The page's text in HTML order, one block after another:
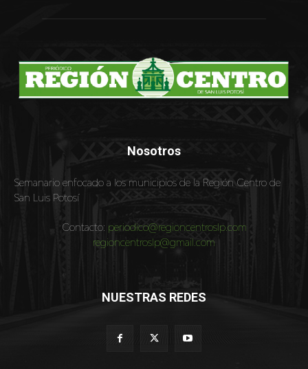
Nosotros
Semanario enfocado a los municipios de la Región Centro de
San Luis Potosí
Contacto: periodico@regioncentroslp.com
regioncentroslp@gmail.com
NUESTRAS REDES